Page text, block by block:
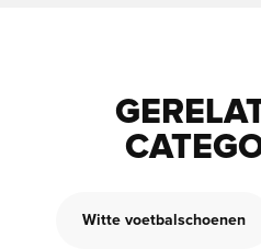
Witte voetbalschoenen